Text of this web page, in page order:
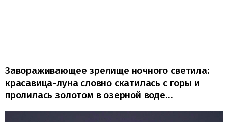
Завораживающее зрелище ночного светила:
красавица-луна словно скатилась с горы и
пролилась золотом в озерной воде…